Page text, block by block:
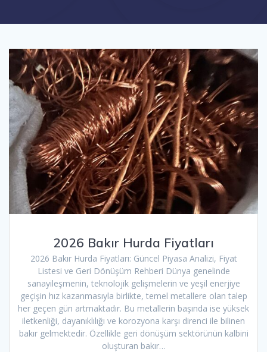
2026 Bakır Hurda Fiyatları
2026 Bakır Hurda Fiyatları: Güncel Piyasa Analizi, Fiyat
Listesi ve Geri Dönüşüm Rehberi Dünya genelinde
sanayileşmenin, teknolojik gelişmelerin ve yeşil enerjiye
geçişin hız kazanmasıyla birlikte, temel metallere olan talep
her geçen gün artmaktadır. Bu metallerin başında ise yüksek
iletkenliği, dayanıklılığı ve korozyona karşı direnci ile bilinen
bakır gelmektedir. Özellikle geri dönüşüm sektörünün kalbini
oluşturan bakır…